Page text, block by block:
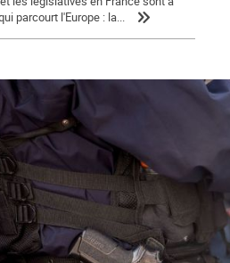
parcourt l'Europe : la...